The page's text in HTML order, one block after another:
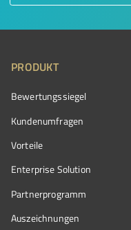
PRODUKT
Bewertungssiegel
Kundenumfragen
Vorteile
Enterprise Solution
Partnerprogramm
Auszeichnungen